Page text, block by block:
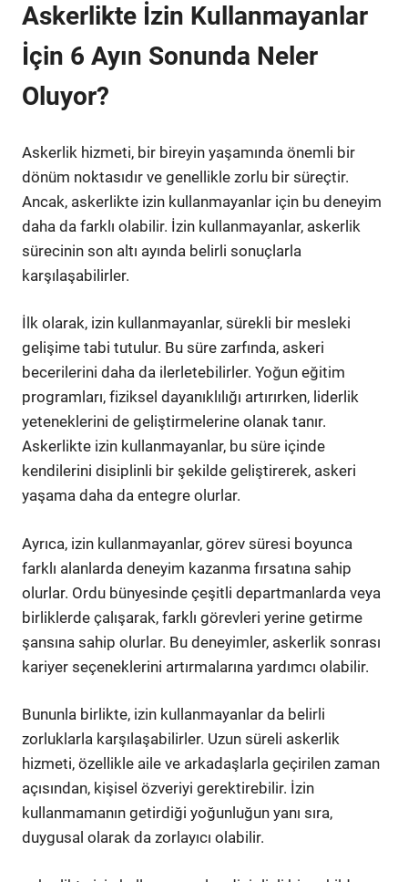
Askerlikte İzin Kullanmayanlar
İçin 6 Ayın Sonunda Neler
Oluyor?
Askerlik hizmeti, bir bireyin yaşamında önemli bir
dönüm noktasıdır ve genellikle zorlu bir süreçtir.
Ancak, askerlikte izin kullanmayanlar için bu deneyim
daha da farklı olabilir. İzin kullanmayanlar, askerlik
sürecinin son altı ayında belirli sonuçlarla
karşılaşabilirler.
İlk olarak, izin kullanmayanlar, sürekli bir mesleki
gelişime tabi tutulur. Bu süre zarfında, askeri
becerilerini daha da ilerletebilirler. Yoğun eğitim
programları, fiziksel dayanıklılığı artırırken, liderlik
yeteneklerini de geliştirmelerine olanak tanır.
Askerlikte izin kullanmayanlar, bu süre içinde
kendilerini disiplinli bir şekilde geliştirerek, askeri
yaşama daha da entegre olurlar.
Ayrıca, izin kullanmayanlar, görev süresi boyunca
farklı alanlarda deneyim kazanma fırsatına sahip
olurlar. Ordu bünyesinde çeşitli departmanlarda veya
birliklerde çalışarak, farklı görevleri yerine getirme
şansına sahip olurlar. Bu deneyimler, askerlik sonrası
kariyer seçeneklerini artırmalarına yardımcı olabilir.
Bununla birlikte, izin kullanmayanlar da belirli
zorluklarla karşılaşabilirler. Uzun süreli askerlik
hizmeti, özellikle aile ve arkadaşlarla geçirilen zaman
açısından, kişisel özveriyi gerektirebilir. İzin
kullanmamanın getirdiği yoğunluğun yanı sıra,
duygusal olarak da zorlayıcı olabilir.